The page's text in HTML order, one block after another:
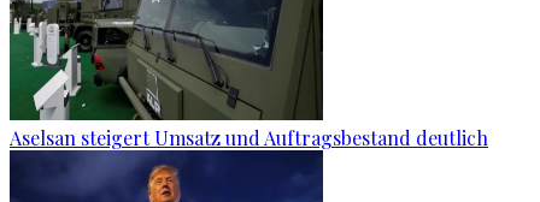
Aselsan steigert Umsatz und Auftragsbestand deutlich